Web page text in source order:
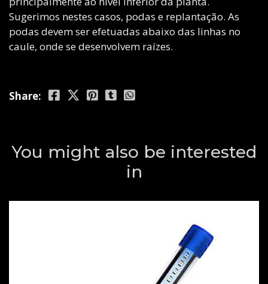
Sugerimos nestes casos, podas e replantação. As
podas devem ser efetuadas abaixo das linhas no
caule, onde se desenvolvem raízes.
Share:
You might also be interested
in